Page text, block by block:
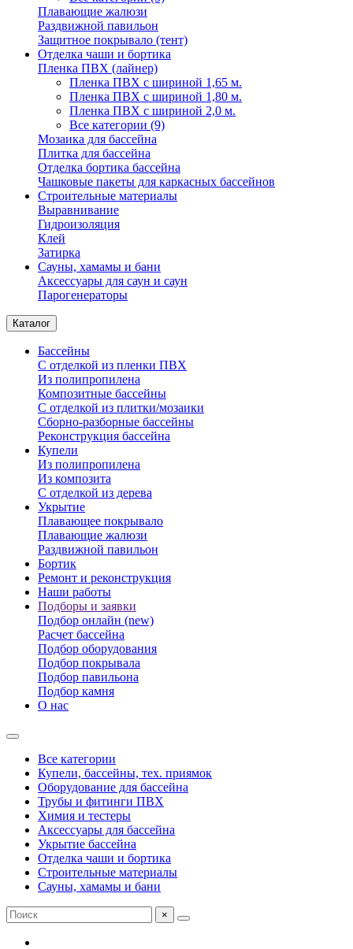
Плавающие жалюзи
Раздвижной павильон
Защитное покрывало (тент)
Отделка чаши и бортика
Пленка ПВХ (лайнер)
Пленка ПВХ с шириной 1,65 м.
Пленка ПВХ с шириной 1,80 м.
Пленка ПВХ с шириной 2,0 м.
Все категории (9)
Мозаика для бассейна
Плитка для бассейна
Отделка бортика бассейна
Чашковые пакеты для каркасных бассейнов
Строительные материалы
Выравнивание
Гидроизоляция
Клей
Затирка
Сауны, хамамы и бани
Аксессуары для саун и саун
Парогенераторы
Каталог
Бассейны
С отделкой из пленки ПВХ
Из полипропилена
Композитные бассейны
С отделкой из плитки/мозаики
Сборно-разборные бассейны
Реконструкция бассейна
Купели
Из полипропилена
Из композита
С отделкой из дерева
Укрытие
Плавающее покрывало
Плавающие жалюзи
Раздвижной павильон
Бортик
Ремонт и реконструкция
Наши работы
Подборы и заявки
Подбор онлайн (new)
Расчет бассейна
Подбор оборудования
Подбор покрывала
Подбор павильона
Подбор камня
О нас
Все категории
Купели, бассейны, тех. приямок
Оборудование для бассейна
Трубы и фитинги ПВХ
Химия и тестеры
Аксессуары для бассейна
Укрытие бассейна
Отделка чаши и бортика
Строительные материалы
Сауны, хамамы и бани
×